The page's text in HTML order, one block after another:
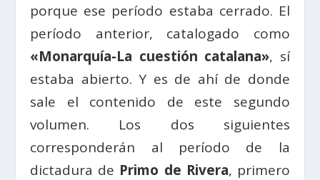
porque ese período estaba cerrado. El
período anterior, catalogado como
«Monarquía-La cuestión catalana», sí
estaba abierto. Y es de ahí de donde
sale el contenido de este segundo
volumen. Los dos siguientes
corresponderán al período de la
dictadura de Primo de Rivera, primero